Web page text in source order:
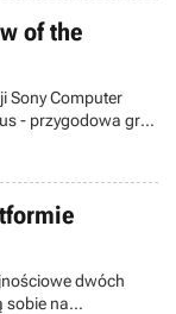
of the
Sony Computer
- przygodowa gra
Datę
na 17 lutego
dwóch
sobie na